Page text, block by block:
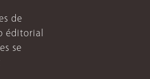
de
éditorial
se